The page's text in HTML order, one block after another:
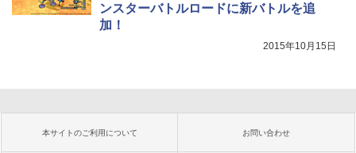
ンスターバトルロードに新バトルを追
加！
2015年10月15日
本サイトのご利用について お問い合わせ